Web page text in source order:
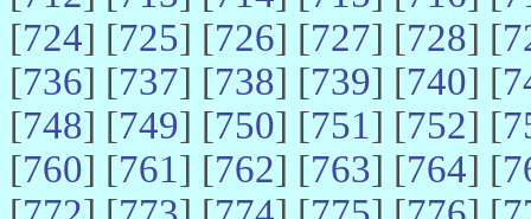
[724] [725] [726] [727] [728] [
[736] [737] [738] [739] [740] [
[748] [749] [750] [751] [752] [
[760] [761] [762] [763] [764] [